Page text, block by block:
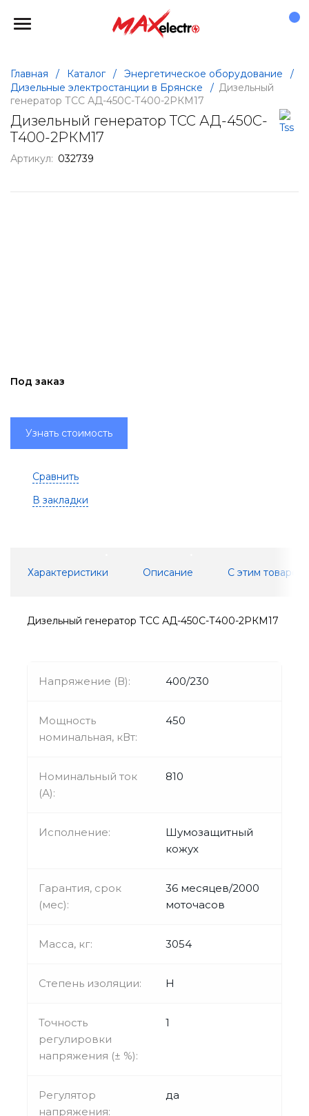
Главная / Каталог / Энергетическое оборудование
/
Дизельные электростанции в Брянске
/ Дизельный
генератор ТСС АД-450С-Т400-2РКМ17
Дизельный генератор ТСС АД-450С-
Т400-2РКМ17
Артикул: 032739
Под заказ
Узнать стоимость
Сравнить
В закладки
Характеристики Описание С этим товаром
Дизельный генератор ТСС АД-450С-Т400-2РКМ17
Напряжение (В): 400/230
Мощность
номинальная, кВт:
450
Номинальный ток
(А):
810
Исполнение:
Шумозащитный
кожух
Гарантия, срок
(мес):
36 месяцев/2000
моточасов
Масса, кг: 3054
Степень изоляции: Н
Точность
регулировки
напряжения (± %):
1
Регулятор
напряжения:
да